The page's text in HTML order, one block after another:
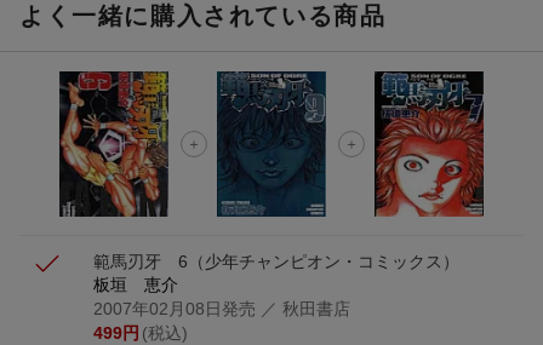
よく一緒に購入されている商品
範馬刃牙 6 （少年チャンピオン・コミックス）
板垣 恵介
2007年02月08日発売 ／ 秋田書店
499円 (税込)